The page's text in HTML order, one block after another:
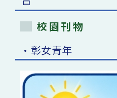
校園刊物
•彰女青年